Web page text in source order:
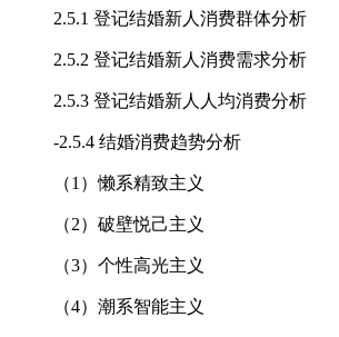
2.5.1 登记结婚新人消费群体分析
2.5.2 登记结婚新人消费需求分析
2.5.3 登记结婚新人人均消费分析
-2.5.4 结婚消费趋势分析
（1）懒系精致主义
（2）破壁悦己主义
（3）个性高光主义
（4）潮系智能主义